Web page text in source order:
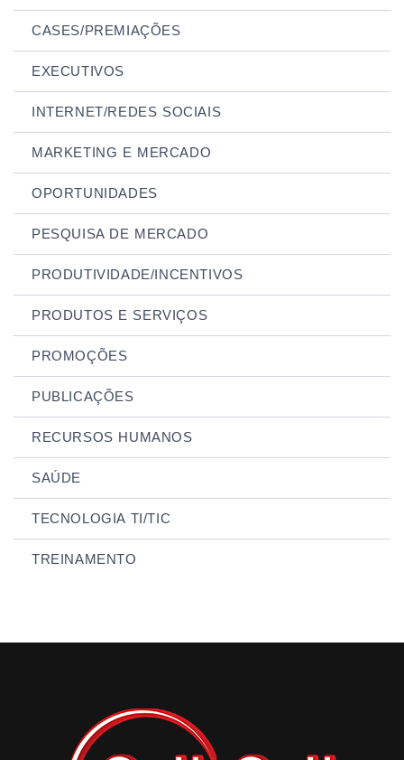
CASES/PREMIAÇÕES
EXECUTIVOS
INTERNET/REDES SOCIAIS
MARKETING E MERCADO
OPORTUNIDADES
PESQUISA DE MERCADO
PRODUTIVIDADE/INCENTIVOS
PRODUTOS E SERVIÇOS
PROMOÇÕES
PUBLICAÇÕES
RECURSOS HUMANOS
SAÚDE
TECNOLOGIA TI/TIC
TREINAMENTO